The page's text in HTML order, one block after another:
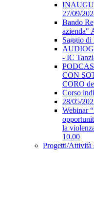
27/09/
Bando
azienda"
Saggio di
- IC
CON
CORO
Corso
28/05/
Webinar
la
10.00
Progetti/Attività